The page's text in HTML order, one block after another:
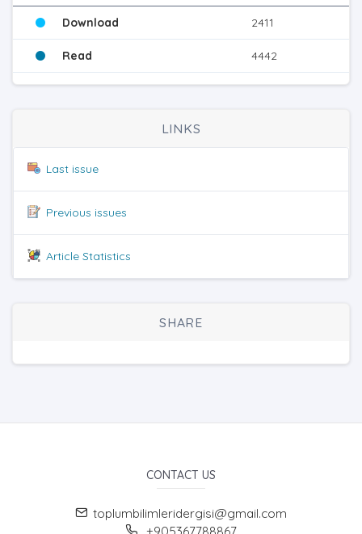
Download 2411
Read 4442
LINKS
Last issue
Previous issues
Article Statistics
SHARE
CONTACT US
toplumbilimleridergisi@gmail.com
+905367788867